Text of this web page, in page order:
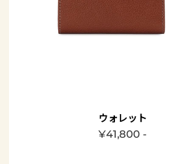
ウォレット
¥41,800 -